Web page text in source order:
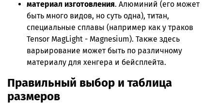
материал изготовления. Алюминий (его может
быть много видов, но суть одна), титан,
специальные сплавы (например как у траков
Tensor MagLight - Magnesium). Также здесь
варьирование может быть по различному
материалу для хенгера и бейсплейта.
Правильный выбор и таблица
размеров